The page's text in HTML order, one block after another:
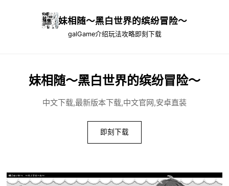
妹相随～黑白世界的缤纷冒险～
galGame介绍玩法攻略即刻下载
妹相随～黑白世界的缤纷冒险～
中文下载,最新版本下载,中文官网,安卓直装
即刻下载